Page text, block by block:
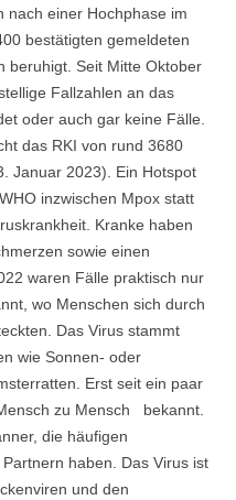
nach einer Hochphase im
bestätigten gemeldeten
beruhigt. Seit Mitte Oktober
Fallzahlen an das
oder auch gar keine Fälle.
das RKI von rund 3680
Januar 2023). Ein Hotspot
inzwischen Mpox statt
Kranke haben
sowie einen
waren Fälle praktisch nur
wo Menschen sich durch
Das Virus stammt
wie Sonnen- oder
Erst seit ein paar
zu Mensch bekannt.
die häufigen
haben. Das Virus ist
und den